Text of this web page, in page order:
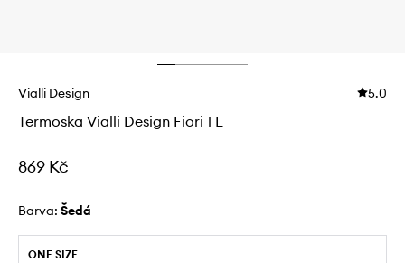
Vialli Design 5.0
Termoska Vialli Design Fiori 1 L
869 Kč
Barva: šedá
ONE SIZE